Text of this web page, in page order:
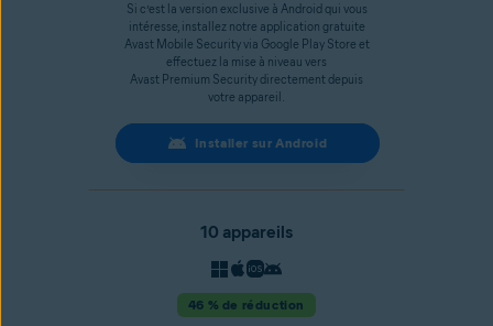
Si c’est la version exclusive à Android qui vous
intéresse, installez notre application gratuite
Avast Mobile Security via Google Play Store et
effectuez la mise à niveau vers
Avast Premium Security directement depuis
votre appareil.
Installer sur Android
10 appareils
46 % de réduction